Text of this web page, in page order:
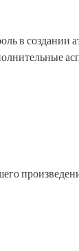
в создании